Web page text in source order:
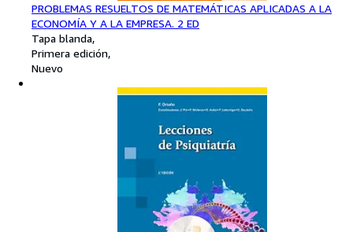
PROBLEMAS RESUELTOS DE MATEMÁTICAS APLICADAS A LA
ECONOMÍA Y A LA EMPRESA. 2 ED
Tapa blanda
Primera edición
Nuevo